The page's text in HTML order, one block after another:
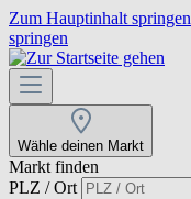
Zum Hauptinhalt springen
springen
Wähle deinen Markt
Markt finden
PLZ / Ort